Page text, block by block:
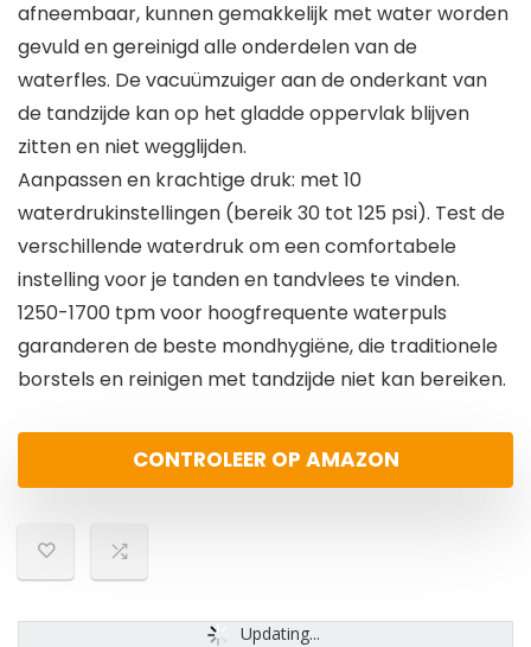
afneembaar, kunnen gemakkelijk met water worden
gevuld en gereinigd alle onderdelen van de
waterfles. De vacuümzuiger aan de onderkant van
de tandzijde kan op het gladde oppervlak blijven
zitten en niet wegglijden.
Aanpassen en krachtige druk: met 10
waterdrukinstellingen (bereik 30 tot 125 psi). Test de
verschillende waterdruk om een comfortabele
instelling voor je tanden en tandvlees te vinden.
1250-1700 tpm voor hoogfrequente waterpuls
garanderen de beste mondhygiëne, die traditionele
borstels en reinigen met tandzijde niet kan bereiken.
CONTROLEER OP AMAZON
Updating...